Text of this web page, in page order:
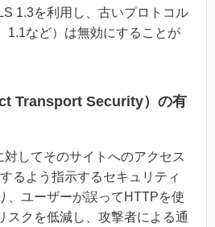
1.3を利用し、古いプロトコル
1.1など）は無効にすることが
Transport Security）の有
してそのサイトへのアクセス
るよう指示するセキュリティ
、ユーザーが誤ってHTTPを使
スクを低減し、攻撃者による通